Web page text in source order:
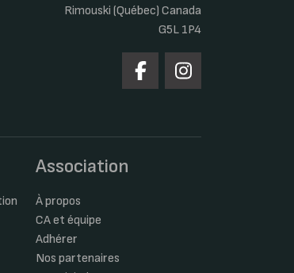
Rimouski (Québec) Canada
G5L 1P4
Association
À propos
CA et équipe
Adhérer
Nos partenaires